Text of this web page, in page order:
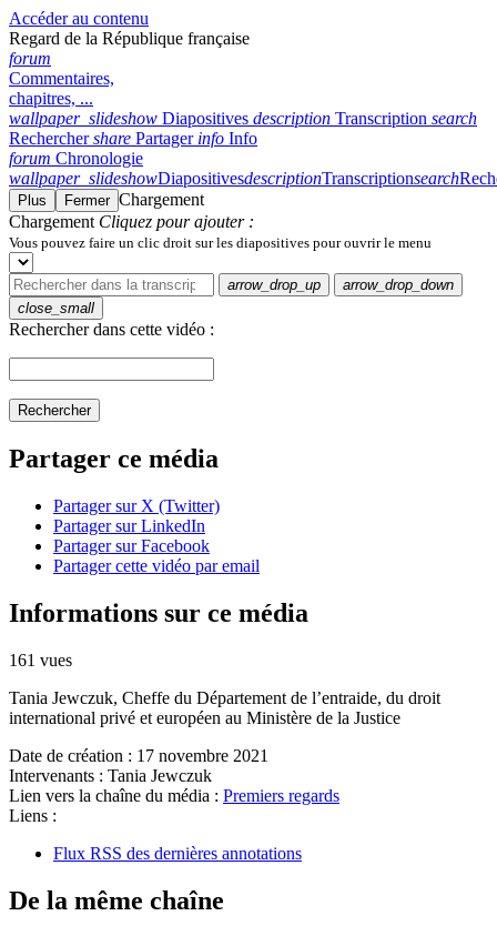
Accéder au contenu
Regard de la République française
forum
Commentaires,
chapitres, ...
wallpaper_slideshow Diapositives description Transcription search
Rechercher share Partager info Info
forum Chronologie
wallpaper_slideshowDiapositivesdescriptionTranscriptionsearch
Plus Fermer Chargement
Chargement Cliquez pour ajouter :
Vous pouvez faire un clic droit sur les diapositives pour ouvrir le menu
arrow_drop_up
arrow_drop_down
close_small
Rechercher dans cette vidéo :
Rechercher
Partager ce média
Partager sur X (Twitter)
Partager sur LinkedIn
Partager sur Facebook
Partager cette vidéo par email
Informations sur ce média
161 vues
Tania Jewczuk, Cheffe du Département de l’entraide, du droit
international privé et européen au Ministère de la Justice
Date de création : 17 novembre 2021
Intervenants : Tania Jewczuk
Lien vers la chaîne du média : Premiers regards
Liens :
Flux RSS des dernières annotations
De la même chaîne